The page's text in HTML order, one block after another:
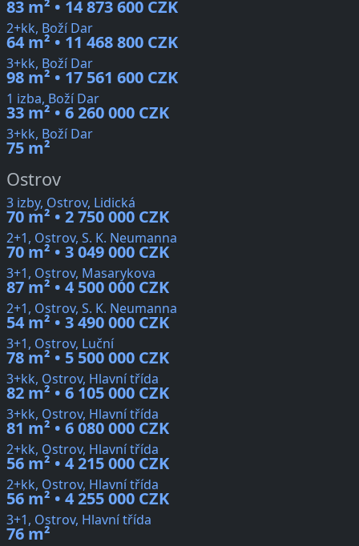
83 m² • 14 873 600 CZK
2+kk, Boží Dar
64 m² • 11 468 800 CZK
3+kk, Boží Dar
98 m² • 17 561 600 CZK
1 izba, Boží Dar
33 m² • 6 260 000 CZK
3+kk, Boží Dar
75 m²
Ostrov
3 izby, Ostrov, Lidická
70 m² • 2 750 000 CZK
2+1, Ostrov, S. K. Neumanna
70 m² • 3 049 000 CZK
3+1, Ostrov, Masarykova
87 m² • 4 500 000 CZK
2+1, Ostrov, S. K. Neumanna
54 m² • 3 490 000 CZK
3+1, Ostrov, Luční
78 m² • 5 500 000 CZK
3+kk, Ostrov, Hlavní třída
82 m² • 6 105 000 CZK
3+kk, Ostrov, Hlavní třída
81 m² • 6 080 000 CZK
2+kk, Ostrov, Hlavní třída
56 m² • 4 215 000 CZK
2+kk, Ostrov, Hlavní třída
56 m² • 4 255 000 CZK
3+1, Ostrov, Hlavní třída
76 m²